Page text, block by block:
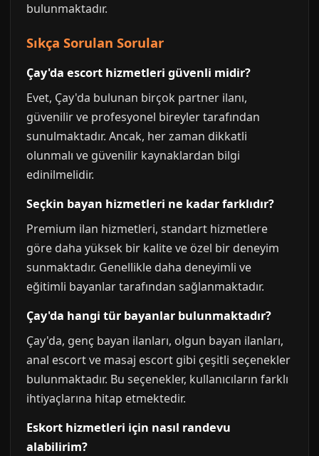
bulunmaktadır.
Sıkça Sorulan Sorular
Çay'da escort hizmetleri güvenli midir?
Evet, Çay'da bulunan birçok partner ilanı,
güvenilir ve profesyonel bireyler tarafından
sunulmaktadır. Ancak, her zaman dikkatli
olunmalı ve güvenilir kaynaklardan bilgi
edinilmelidir.
Seçkin bayan hizmetleri ne kadar farklıdır?
Premium ilan hizmetleri, standart hizmetlere
göre daha yüksek bir kalite ve özel bir deneyim
sunmaktadır. Genellikle daha deneyimli ve
eğitimli bayanlar tarafından sağlanmaktadır.
Çay'da hangi tür bayanlar bulunmaktadır?
Çay'da, genç bayan ilanları, olgun bayan ilanları,
anal escort ve masaj escort gibi çeşitli seçenekler
bulunmaktadır. Bu seçenekler, kullanıcıların farklı
ihtiyaçlarına hitap etmektedir.
Eskort hizmetleri için nasıl randevu
alabilirim?